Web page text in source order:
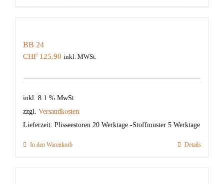
BB 24
CHF 125.90 inkl. MWSt.
inkl. 8.1 % MwSt.
zzgl. Versandkosten
Lieferzeit: Plisseestoren 20 Werktage -Stoffmuster 5 Werktage
In den Warenkorb Details